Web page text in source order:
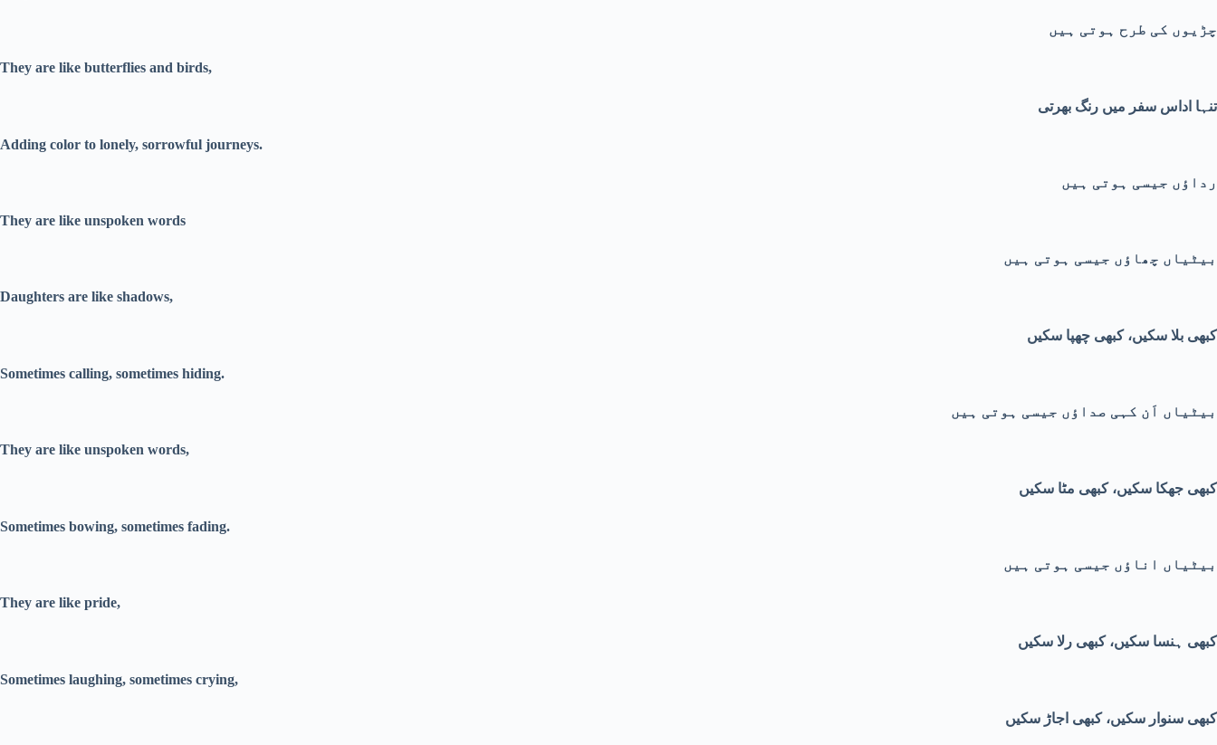
چڑیوں کی طرح ہوتی ہیں
They are like butterflies and birds,
تنہا اداس سفر میں رنگ بھرتی
Adding color to lonely, sorrowful journeys.
رداؤں جیسی ہوتی ہیں
They are like unspoken words
بیٹیاں چھاؤں جیسی ہوتی ہیں
Daughters are like shadows,
کبھی بلا سکیں، کبھی چھپا سکیں
Sometimes calling, sometimes hiding.
بیٹیاں اَن کہی صداؤں جیسی ہوتی ہیں
They are like unspoken words,
کبھی جھکا سکیں، کبھی مٹا سکیں
Sometimes bowing, sometimes fading.
بیٹیاں اناؤں جیسی ہوتی ہیں
They are like pride,
کبھی ہنسا سکیں، کبھی رلا سکیں
Sometimes laughing, sometimes crying,
کبھی سنوار سکیں، کبھی اجاڑ سکیں